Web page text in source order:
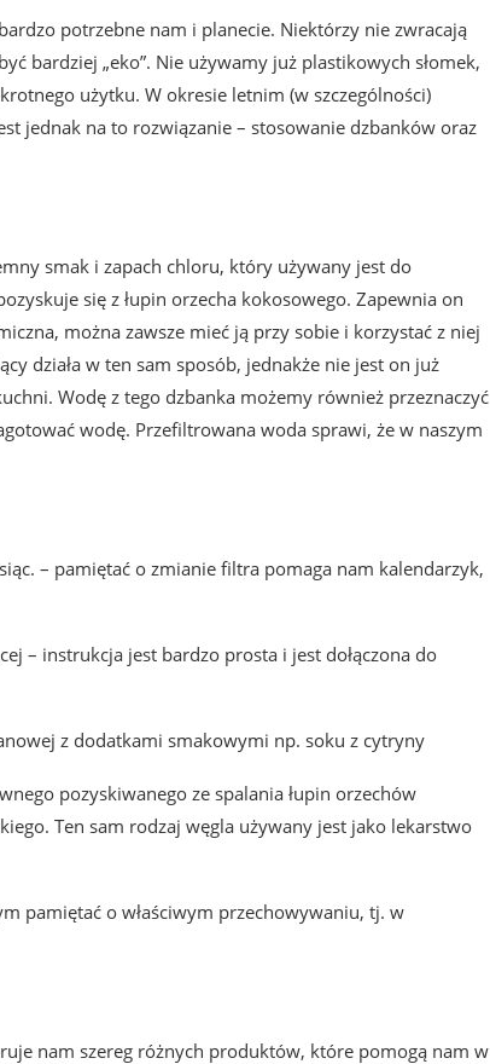
potrzebne nam i planecie. Niektórzy nie zwracają
bardziej „eko”. Nie używamy już plastikowych słomek,
użytku. W okresie letnim (w szczególności)
jednak na to rozwiązanie – stosowanie dzbanków oraz
smak i zapach chloru, który używany jest do
się z łupin orzecha kokosowego. Zapewnia on
można zawsze mieć ją przy sobie i korzystać z niej
działa w ten sam sposób, jednakże nie jest on już
Wodę z tego dzbanka możemy również przeznaczyć
wodę. Przefiltrowana woda sprawi, że w naszym
– pamiętać o zmianie filtra pomaga nam kalendarzyk,
– instrukcja jest bardzo prosta i jest dołączona do
z dodatkami smakowymi np. soku z cytryny
pozyskiwanego ze spalania łupin orzechów
Ten sam rodzaj węgla używany jest jako lekarstwo
pamiętać o właściwym przechowywaniu, tj. w
nam szereg różnych produktów, które pomogą nam w